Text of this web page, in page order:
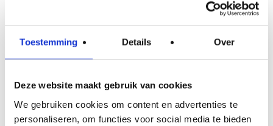
Toestemming Details Over
Deze website maakt gebruik van cookies
We gebruiken cookies om content en advertenties te
personaliseren, om functies voor social media te bieden
hoeken en funderingsranden afdekt. Het
schuim hecht direct aan de onderzijde van
de vloer en sluit kieren en naden af, wat
het warmteverlies en tochtproblemen
effectief vermindert. Dit materiaal wordt
veel ingezet bij
vloerisolatie via de
kruipruimte , juist omdat het zonder